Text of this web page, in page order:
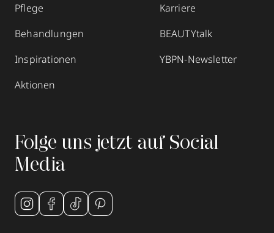
Pflege
Behandlungen
Inspirationen
Aktionen
Karriere
BEAUTYtalk
YBPN-Newsletter
Folge uns jetzt auf Social
Media